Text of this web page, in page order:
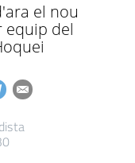
el nou
del